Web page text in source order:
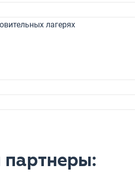
лагерях